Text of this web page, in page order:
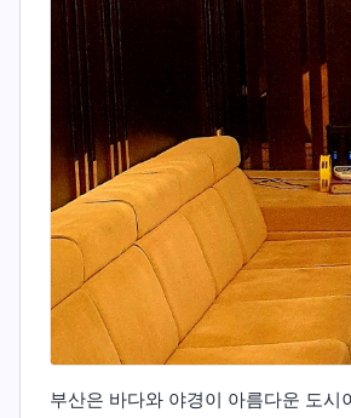
부산은 바다와 야경이 아름다운 도